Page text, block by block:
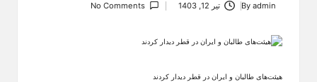
Byadmin تیر 12, 1403 No Comments
هیئت‌های طالبان و ایران در قطر دیدار کردند